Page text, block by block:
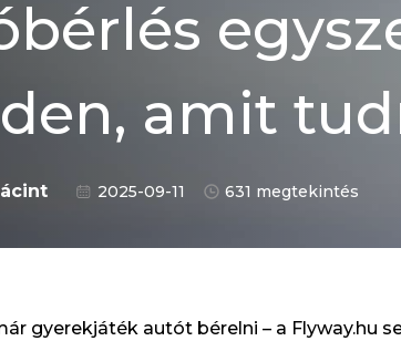
amit
2025-09-11 631 megtekintés
gyerekjáték autót bérelni – a Flyway.hu